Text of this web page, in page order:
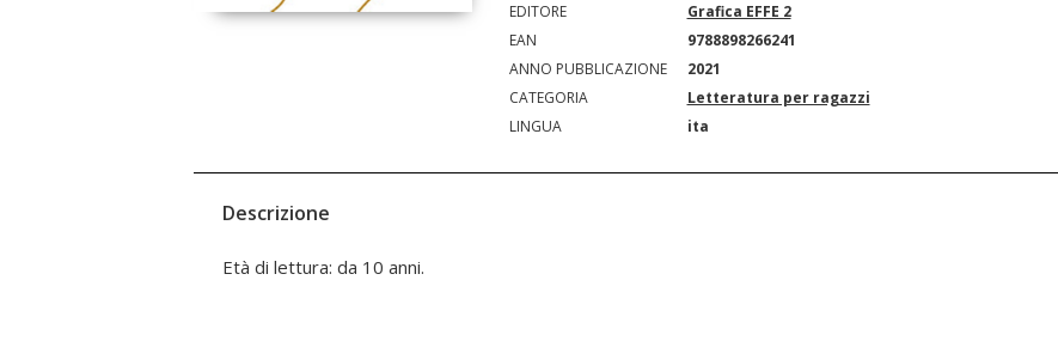
EDITORE
Grafica EFFE 2
EAN
9788898266241
ANNO PUBBLICAZIONE
2021
CATEGORIA
Letteratura per ragazzi
LINGUA
ita
Descrizione
Età di lettura: da 10 anni.